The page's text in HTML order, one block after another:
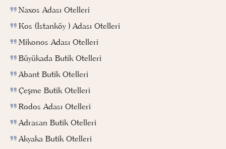
Naxos Adası Otelleri
Kos (İstanköy ) Adası Otelleri
Mikonos Adası Otelleri
Büyükada Butik Otelleri
Abant Butik Otelleri
Çeşme Butik Otelleri
Rodos Adası Otelleri
Adrasan Butik Otelleri
Akyaka Butik Otelleri